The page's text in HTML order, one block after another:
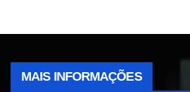
MAIS INFORMAÇÕES